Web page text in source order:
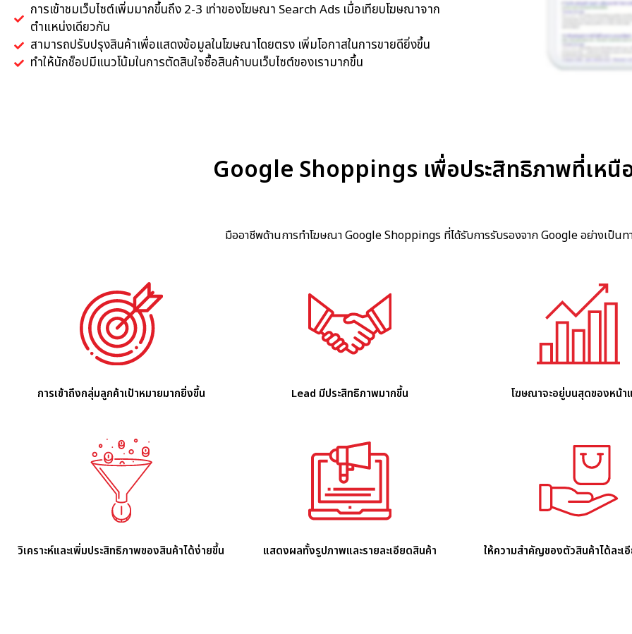
การเข้าชมเว็บไซต์เพิ่มมากขึ้นถึง 2-3 เท่าของโฆษณา Search Ads เมื่อเทียบโฆษณาจาก
ตำแหน่งเดียวกัน
สามารถปรับปรุงสินค้าเพื่อแสดงข้อมูลในโฆษณาโดยตรง เพิ่มโอกาสในการขายดียิ่งขึ้น
ทำให้นักช็อปมีแนวโน้มในการตัดสินใจซื้อสินค้าบนเว็บไซต์ของเรามากขึ้น
Google Shoppings เพื่อประสิทธิภาพที่เหนื
มืออาชีพด้านการทำโฆษณา Google Shoppings ที่ได้รับการรับรองจาก Google อย่างเป็นท
การเข้าถึงกลุ่มลูกค้าเป้าหมายมากยิ่งขึ้น Lead มีประสิทธิภาพมากขึ้น โฆษณาจะอยู่บนสุดของหน้า
วิเคราะห์และเพิ่มประสิทธิภาพของสินค้าได้ง่ายขึ้น แสดงผลทั้งรูปภาพและรายละเอียดสินค้า ให้ความสำคัญของตัวสินค้าได้ละเ